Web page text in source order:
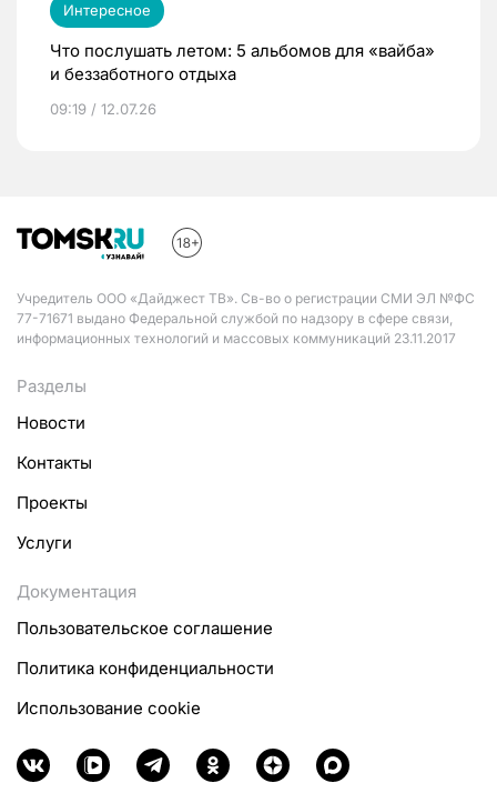
Интересное
Что послушать летом: 5 альбомов для «вайба»
и беззаботного отдыха
09:19 / 12.07.26
Учредитель ООО «Дайджест ТВ». Св-во о регистрации СМИ ЭЛ №ФС
77-71671 выдано Федеральной службой по надзору в сфере связи,
информационных технологий и массовых коммуникаций 23.11.2017
Разделы
Новости
Контакты
Проекты
Услуги
Документация
Пользовательское соглашение
Политика конфиденциальности
Использование cookie